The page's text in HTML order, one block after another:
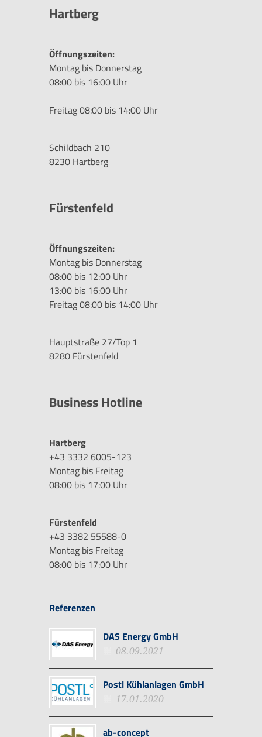
Hartberg
Öffnungszeiten:
Montag bis Donnerstag
08:00 bis 16:00 Uhr
Freitag 08:00 bis 14:00 Uhr
Schildbach 210
8230 Hartberg
Fürstenfeld
Öffnungszeiten:
Montag bis Donnerstag
08:00 bis 12:00 Uhr
13:00 bis 16:00 Uhr
Freitag 08:00 bis 14:00 Uhr
Hauptstraße 27/Top 1
8280 Fürstenfeld
Business Hotline
Hartberg
+43 3332 6005-123
Montag bis Freitag
08:00 bis 17:00 Uhr
Fürstenfeld
+43 3382 55588-0
Montag bis Freitag
08:00 bis 17:00 Uhr
Referenzen
DAS Energy GmbH
08.09.2021
Postl Kühlanlagen GmbH
17.01.2020
ab-concept